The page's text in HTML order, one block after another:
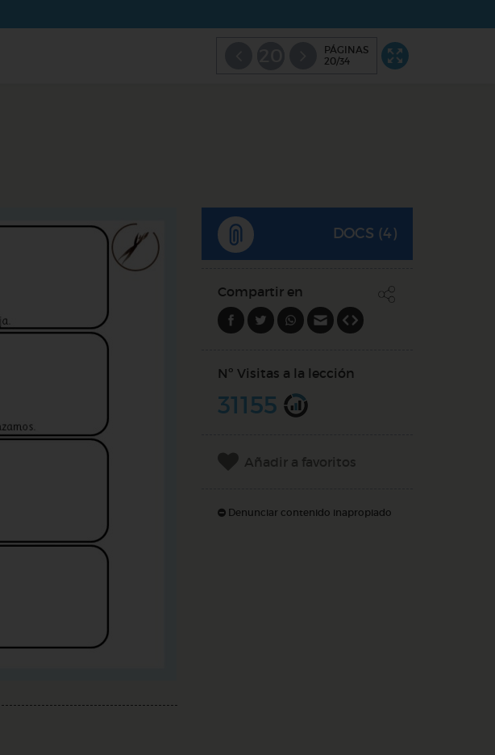
PÁGINAS
20/34
DOCS (4)
Compartir en
Nº Visitas a la lección
31155
Añadir a favoritos
Denunciar contenido inapropiado